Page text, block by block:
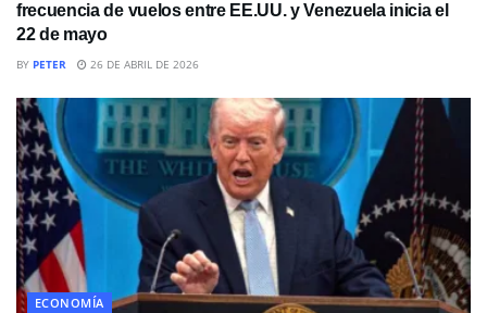
frecuencia de vuelos entre EE.UU. y Venezuela inicia el
22 de mayo
BY PETER 26 DE ABRIL DE 2026
ECONOMÍA